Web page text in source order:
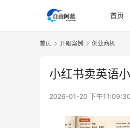
首页
首页 开眼案例 创业商机
小红书卖英语
2026-01-20 下午11:09:30